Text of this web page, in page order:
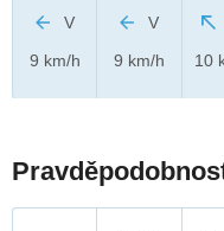
V
9 km/h
V
9 km/h
10